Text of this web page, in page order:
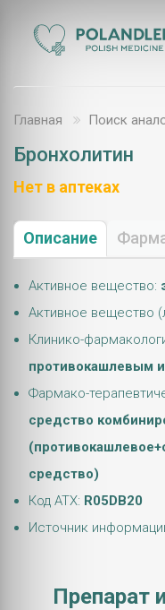
Главная Поиск
Бронхолитин
Нет в аптеках
Описание
Активное вещество:
Активное вещество
Клинико-
противокашлевым
Фармако-
средство
средство)
Код АТХ: R05DB20
Источник
Препарат